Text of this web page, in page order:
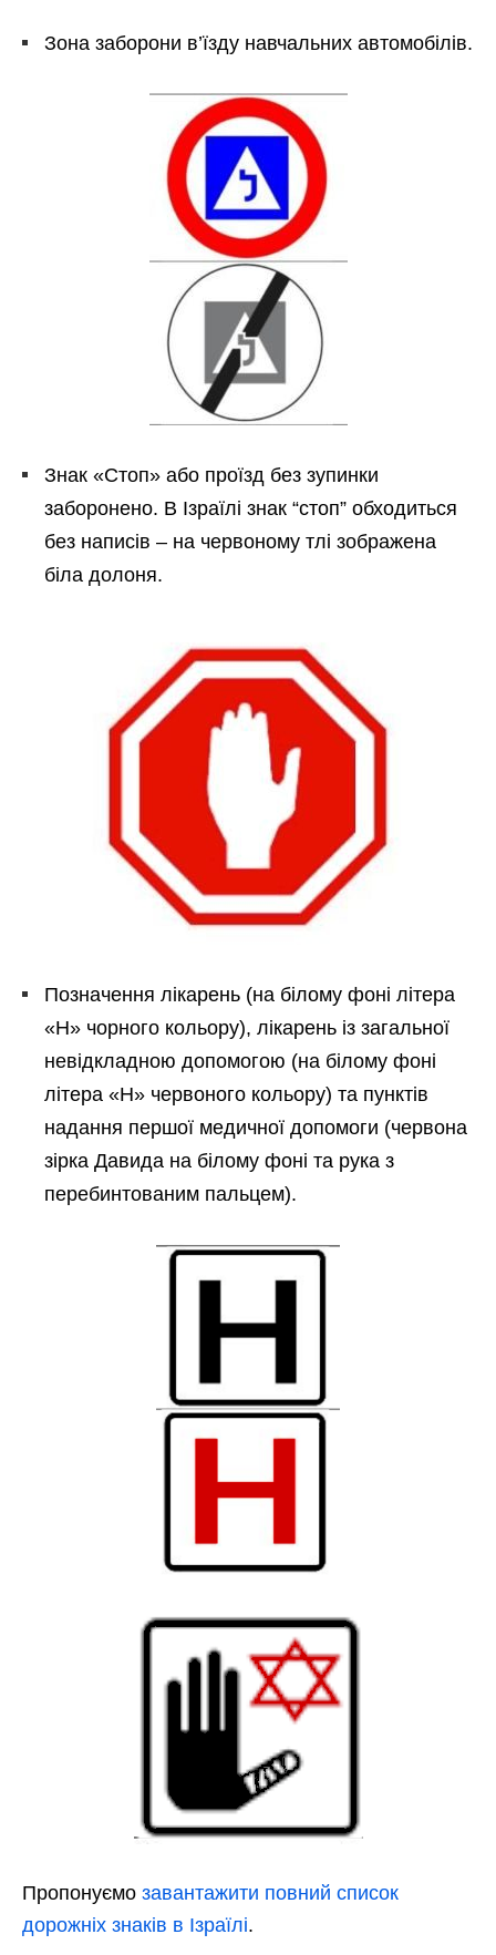
Зона заборони в’їзду навчальних автомобілів.
Знак «Стоп» або проїзд без зупинки
заборонено. В Ізраїлі знак “стоп” обходиться
без написів – на червоному тлі зображена
біла долоня.
Позначення лікарень (на білому фоні літера
«Н» чорного кольору), лікарень із загальної
невідкладною допомогою (на білому фоні
літера «Н» червоного кольору) та пунктів
надання першої медичної допомоги (червона
зірка Давида на білому фоні та рука з
перебинтованим пальцем).
Пропонуємо завантажити повний список
дорожніх знаків в Ізраїлі.